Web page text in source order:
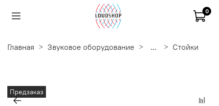
0
Главная Звуковое оборудование ... Стойки
Предзаказ